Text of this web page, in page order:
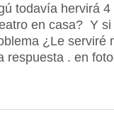
todavía hervirá
en casa? Y
¿Le
respuesta . en